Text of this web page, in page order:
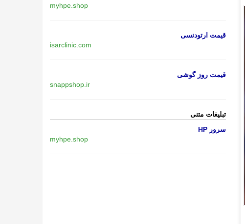
myhpe.shop
قیمت ارتودنسی
isarclinic.com
قیمت روز گوشی
snappshop.ir
تبلیغات متنی
سرور HP
myhpe.shop